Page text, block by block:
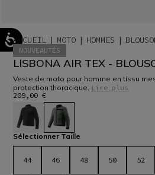
ACCUEIL MOTO HOMMES
NOUVEAUTÉS
LISBONA AIR TEX -
Veste de moto pour homme en tissu
protection thoracique. Lire plus
209,00 €
sélectionné
Sélectionner Taille
44 46 48 50 52